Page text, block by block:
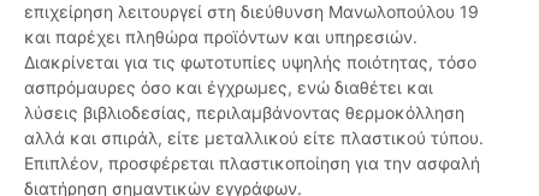
επιχείρηση λειτουργεί στη διεύθυνση Μανωλοπούλου 19
και παρέχει πληθώρα προϊόντων και υπηρεσιών.
Διακρίνεται για τις φωτοτυπίες υψηλής ποιότητας, τόσο
ασπρόμαυρες όσο και έγχρωμες, ενώ διαθέτει και
λύσεις βιβλιοδεσίας, περιλαμβάνοντας θερμοκόλληση
αλλά και σπιράλ, είτε μεταλλικού είτε πλαστικού τύπου.
Επιπλέον, προσφέρεται πλαστικοποίηση για την ασφαλή
διατήρηση σημαντικών εγγράφων.